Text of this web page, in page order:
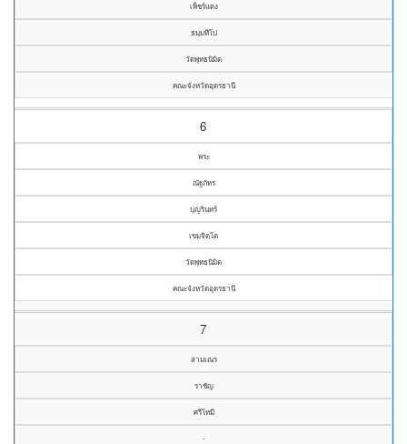
เพ็ชร์แดง
ธมฺมทีโป
วัดพุทธนิมิต
คณะจังหวัดอุดรธานี
6
พระ
ณัฐภัทร
บุญรินทร์
เขมจิตฺโต
วัดพุทธนิมิต
คณะจังหวัดอุดรธานี
7
สามเณร
ราชัญ
ศรีโทมี
-